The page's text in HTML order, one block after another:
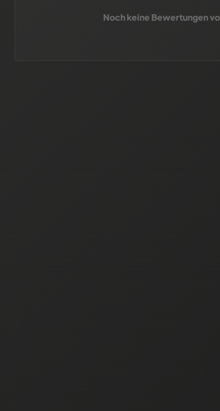
Noch keine Bewertungen